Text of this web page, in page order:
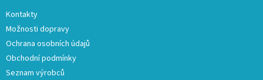
Kontakty
Možnosti dopravy
Ochrana osobních údajů
Obchodní podmínky
Seznam výrobců